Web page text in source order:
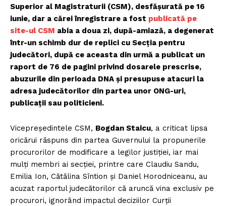
Superior al Magistraturii (CSM), desfășurată pe 16
iunie, dar a cărei înregistrare a fost publicată pe
site-ul CSM abia a doua zi, după-amiază, a degenerat
într-un schimb dur de replici cu Secția pentru
judecători, după ce aceasta din urmă a publicat un
raport de 76 de pagini privind dosarele prescrise,
abuzurile din perioada DNA și presupuse atacuri la
adresa judecătorilor din partea unor ONG-uri,
publicații sau politicieni.
Vicepreședintele CSM, Bogdan Staicu, a criticat lipsa
oricărui răspuns din partea Guvernului la propunerile
procurorilor de modificare a legilor justiției, iar mai
mulți membri ai secției, printre care Claudiu Sandu,
Emilia Ion, Cătălina Sîntion și Daniel Horodniceanu, au
acuzat raportul judecătorilor că aruncă vina exclusiv pe
procurori, ignorând impactul deciziilor Curții